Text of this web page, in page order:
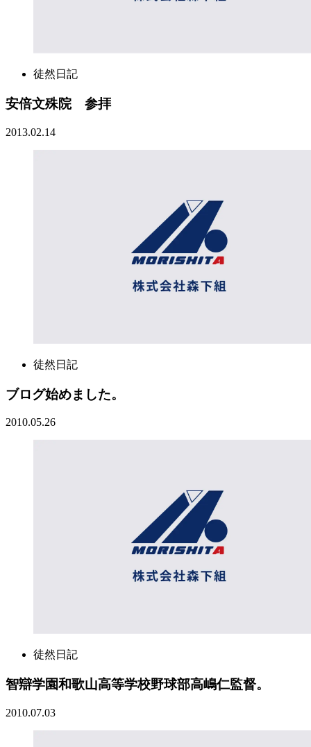
徒然日記
安倍文殊院 参拝
2013.02.14
徒然日記
ブログ始めました。
2010.05.26
徒然日記
智辯学園和歌山高等学校野球部高嶋仁監督。
2010.07.03